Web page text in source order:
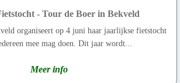
- Tour de Boer in Bekveld
organiseert op 4 juni haar jaarlijkse fietstocht
mee mag doen. Dit jaar wordt...
Meer info